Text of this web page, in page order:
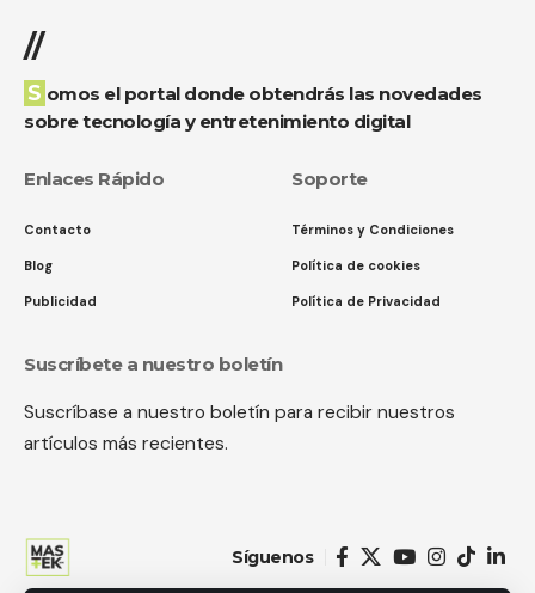
//
Somos el portal donde obtendrás las novedades
sobre tecnología y entretenimiento digital
Enlaces Rápido
Contacto
Blog
Publicidad
Soporte
Términos y Condiciones
Política de cookies
Política de Privacidad
Suscríbete a nuestro boletín
Suscríbase a nuestro boletín para recibir nuestros
artículos más recientes.
Síguenos